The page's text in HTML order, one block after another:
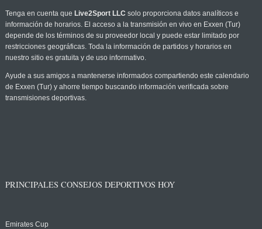
Tenga en cuenta que Live2Sport LLC solo proporciona datos analíticos e
información de horarios. El acceso a la transmisión en vivo en Exxen (Tur)
depende de los términos de su proveedor local y puede estar limitado por
restricciones geográficas. Toda la información de partidos y horarios en
nuestro sitio es gratuita y de uso informativo.
Ayude a sus amigos a mantenerse informados compartiendo este calendario
de Exxen (Tur) y ahorre tiempo buscando información verificada sobre
transmisiones deportivas.
PRINCIPALES CONSEJOS DEPORTIVOS HOY
Emirates Cup